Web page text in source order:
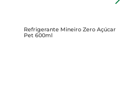
Refrigerante Mineiro Zero Açúcar
Pet 600ml